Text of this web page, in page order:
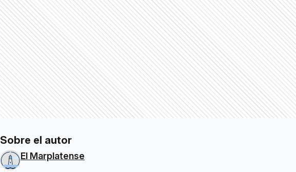
Sobre el autor
El Marplatense